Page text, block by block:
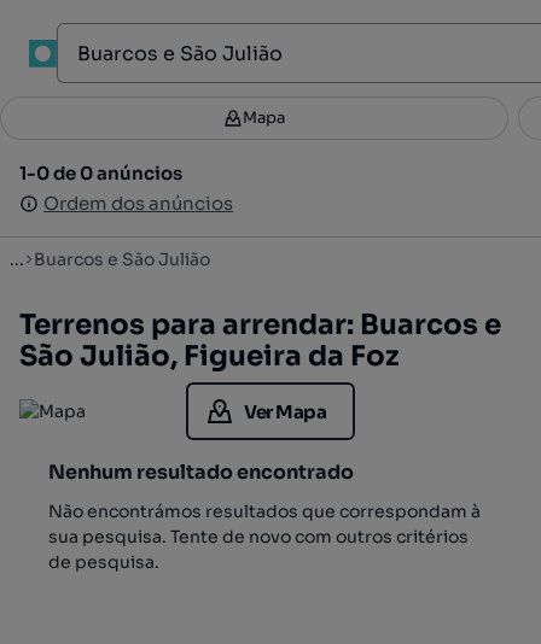
Filtros 3
1-0 de 0 anúncios
Ordem dos anúncios
Mapa
1-0 de 0 anúncios
Ordem dos anúncios
... Buarcos e São Julião
Terrenos para arrendar: Buarcos e
São Julião, Figueira da Foz
Ver Mapa
Nenhum resultado encontrado
Não encontrámos resultados que correspondam à
sua pesquisa. Tente de novo com outros critérios
de pesquisa.